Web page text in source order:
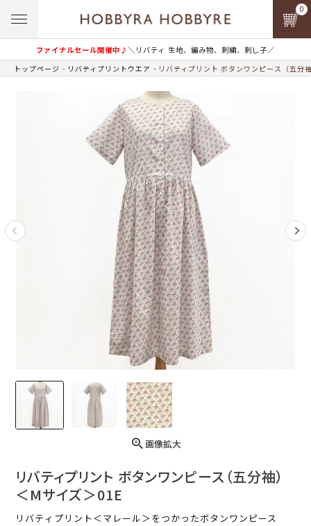
ファイナルセール開催中♪＼リバティ 生地、編み物、刺繍、刺し子／
0
トップページ リバティプリントウエア リバティプリント ボタンワンピース（五分
画像拡大
リバティプリント ボタンワンピース（五分袖）
＜Mサイズ＞01E
リバティプリント＜マレール＞をつかったボタンワンピース